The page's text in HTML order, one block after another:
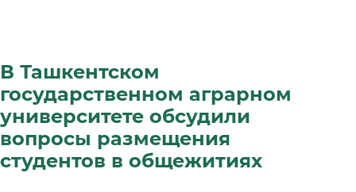
В Ташкентском
государственном аграрном
университете обсудили
вопросы размещения
студентов в общежитиях